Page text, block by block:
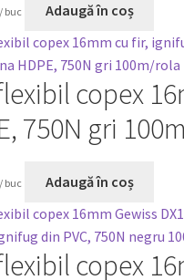
/ buc Adaugă în coș
copex
750N gri
/ buc Adaugă în coș
copex